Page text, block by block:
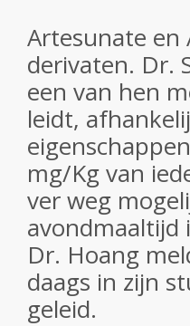
Artesunate en
derivaten. Dr.
een van hen
leidt,
mg/Kg van
ver weg
avondmaaltijd
Dr. Hoang
daags in zijn
geleid.